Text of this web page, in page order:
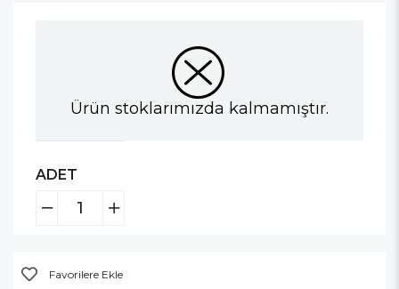
Ürün stoklarımızda kalmamıştır.
ADET
Favorilere Ekle